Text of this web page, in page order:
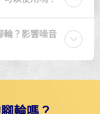
輪？影響噪音